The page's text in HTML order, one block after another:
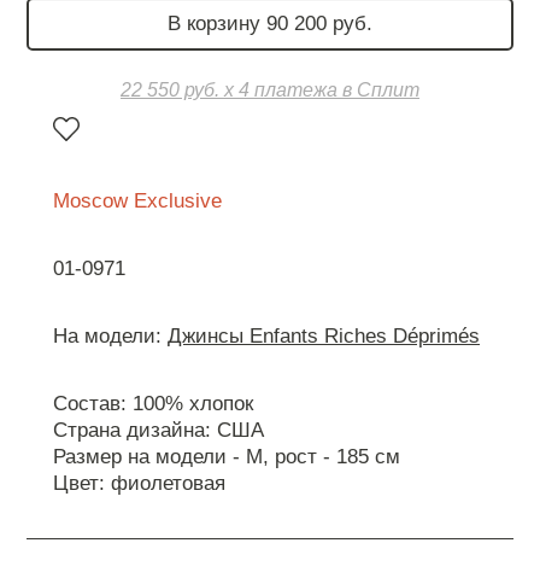
В корзину 90 200 руб.
22 550 руб. х 4 платежа в Сплит
Moscow Exclusive
01-0971
На модели: Джинсы Enfants Riches Déprimés
Состав: 100% хлопок
Страна дизайна: США
Размер на модели - М, рост - 185 см
Цвет: фиолетовая